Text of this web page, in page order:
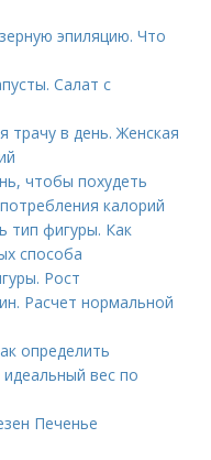
эпиляцию. Что
Салат с
трачу в день. Женская
чтобы похудеть
калорий
тип фигуры. Как
способа
Рост
Расчет нормальной
определить
вес по
Печенье